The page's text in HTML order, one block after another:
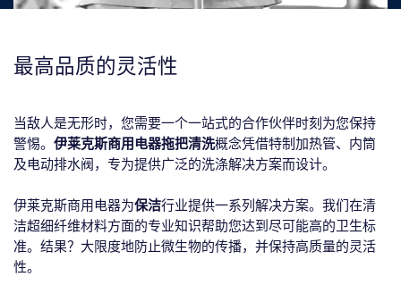
最高品质的灵活性
当敌人是无形时，您需要一个一站式的合作伙伴时刻为您保持
警惕。 伊莱克斯商用电器拖把清洗概念凭借特制加热管、内筒
及电动排水阀，专为提供广泛的洗涤解决方案而设计。
伊莱克斯商用电器为保洁行业提供一系列解决方案。我们在清
洁超细纤维材料方面的专业知识帮助您达到尽可能高的卫生标
准。结果？大限度地防止微生物的传播，并保持高质量的灵活
性。